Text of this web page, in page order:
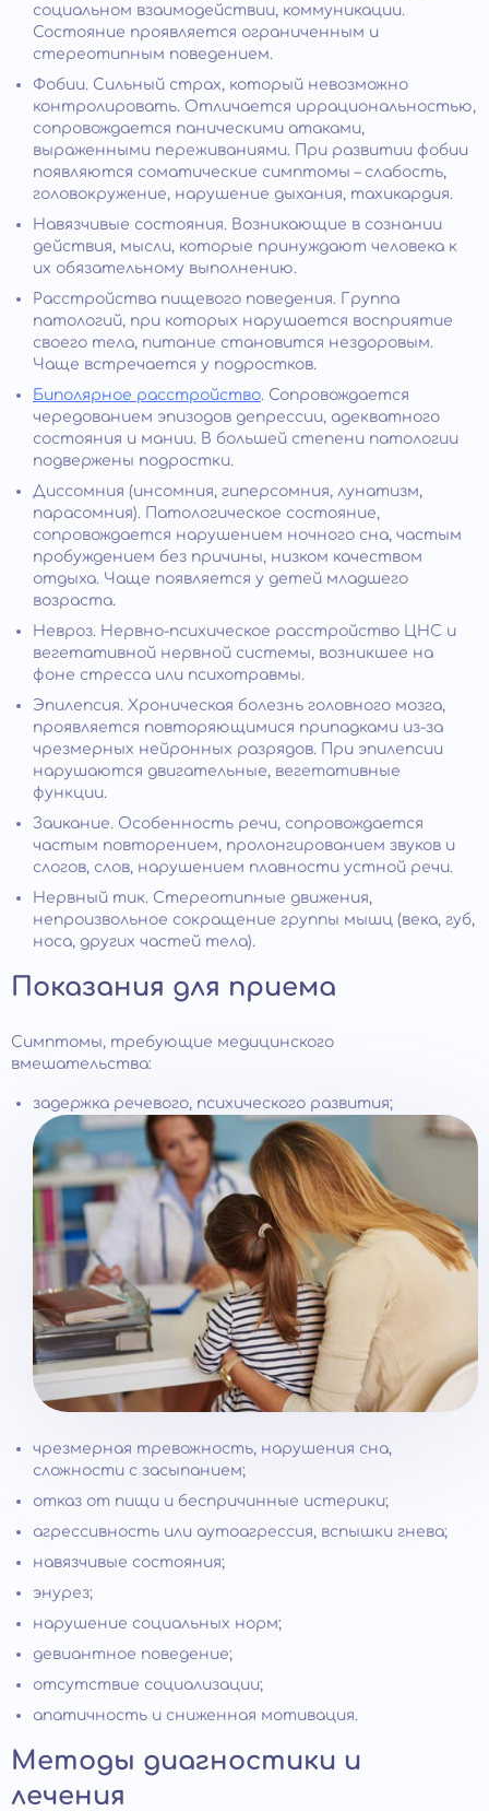
социальном взаимодействии, коммуникации.
Состояние проявляется ограниченным и
стереотипным поведением.
Фобии. Сильный страх, который невозможно
контролировать. Отличается иррациональностью,
сопровождается паническими атаками,
выраженными переживаниями. При развитии фобии
появляются соматические симптомы – слабость,
головокружение, нарушение дыхания, тахикардия.
Навязчивые состояния. Возникающие в сознании
действия, мысли, которые принуждают человека к
их обязательному выполнению.
Расстройства пищевого поведения. Группа
патологий, при которых нарушается восприятие
своего тела, питание становится нездоровым.
Чаще встречается у подростков.
Биполярное расстройство. Сопровождается
чередованием эпизодов депрессии, адекватного
состояния и мании. В большей степени патологии
подвержены подростки.
Диссомния (инсомния, гиперсомния, лунатизм,
парасомния). Патологическое состояние,
сопровождается нарушением ночного сна, частым
пробуждением без причины, низком качеством
отдыха. Чаще появляется у детей младшего
возраста.
Невроз. Нервно-психическое расстройство ЦНС и
вегетативной нервной системы, возникшее на
фоне стресса или психотравмы.
Эпилепсия. Хроническая болезнь головного мозга,
проявляется повторяющимися припадками из-за
чрезмерных нейронных разрядов. При эпилепсии
нарушаются двигательные, вегетативные
функции.
Заикание. Особенность речи, сопровождается
частым повторением, пролонгированием звуков и
слогов, слов, нарушением плавности устной речи.
Нервный тик. Стереотипные движения,
непроизвольное сокращение группы мышц (века, губ,
носа, других частей тела).
Показания для приема
Симптомы, требующие медицинского
вмешательства:
задержка речевого, психического развития;
чрезмерная тревожность, нарушения сна,
сложности с засыпанием;
отказ от пищи и беспричинные истерики;
агрессивность или аутоагрессия, вспышки гнева;
навязчивые состояния;
энурез;
нарушение социальных норм;
девиантное поведение;
отсутствие социализации;
апатичность и сниженная мотивация.
Методы диагностики и
лечения